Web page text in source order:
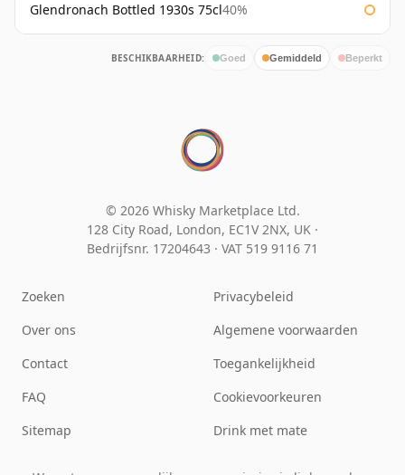
Glendronach Bottled 1930s 75cl40%
BESCHIKBAARHEID: Goed Gemiddeld Beperkt
© 2026 Whisky Marketplace Ltd.
128 City Road, London, EC1V 2NX, UK ·
Bedrijfsnr. 17204643 · VAT 519 9116 71
Zoeken
Over ons
Contact
FAQ
Sitemap
Privacybeleid
Algemene voorwaarden
Toegankelijkheid
Cookievoorkeuren
Drink met mate